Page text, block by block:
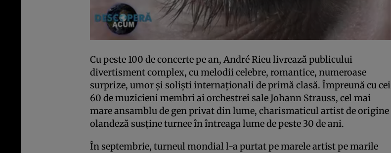
Cu peste 100 de concerte pe an, André Rieu livrează publicului
divertisment complex, cu melodii celebre, romantice, numeroase
surprize, umor şi solişti internaţionali de primă clasă. Împreună cu cei
60 de muzicieni membri ai orchestrei sale Johann Strauss, cel mai
mare ansamblu de gen privat din lume, charismaticul artist de origine
olandeză susţine turnee în întreaga lume de peste 30 de ani.
În septembrie, turneul mondial l-a purtat pe marele artist pe marile